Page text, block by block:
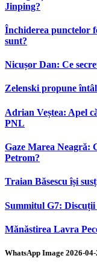
Jinping?
Închiderea punctelor
sunt?
Nicușor Dan: Ce
Zelenski propune
Adrian Veștea: Apel
PNL
Gaze Marea Neagră:
Petrom?
Traian Băsescu își
Summitul G7:
Mănăstirea Lavra
WhatsApp Image 2026-